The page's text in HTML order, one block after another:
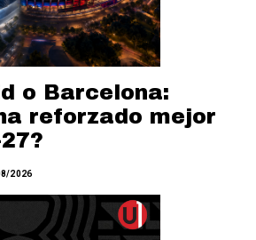
o Barcelona:
reforzado mejor
2026